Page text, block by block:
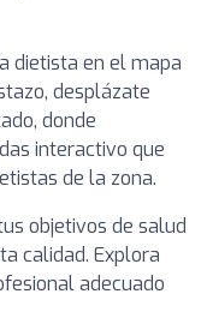
dietista en el mapa
desplázate
donde
interactivo que
de la zona.
objetivos de salud
calidad. Explora
adecuado